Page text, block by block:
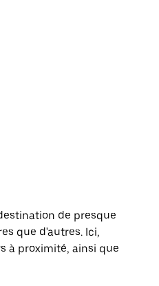
de presque
que d'autres. Ici,
à proximité, ainsi que